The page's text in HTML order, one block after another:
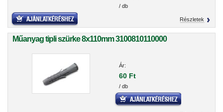
/ db
Részletek
Műanyag tipli szürke 8x110mm 3100810110000
Ár:
60 Ft
/ db